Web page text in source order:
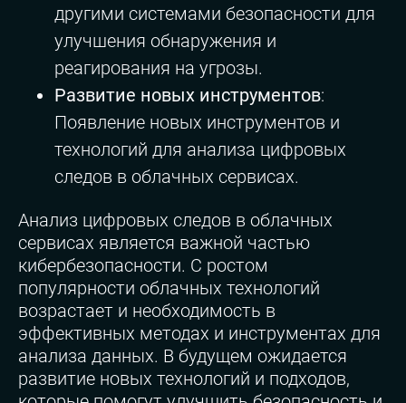
другими системами безопасности для
улучшения обнаружения и
реагирования на угрозы.
Развитие новых инструментов:
Появление новых инструментов и
технологий для анализа цифровых
следов в облачных сервисах.
Анализ цифровых следов в облачных
сервисах является важной частью
кибербезопасности. С ростом
популярности облачных технологий
возрастает и необходимость в
эффективных методах и инструментах для
анализа данных. В будущем ожидается
развитие новых технологий и подходов,